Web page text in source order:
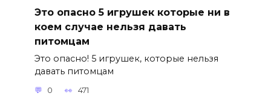
Это опасно 5 игрушек которые ни в
коем случае нельзя давать
питомцам
Это опасно! 5 игрушек, которые нельзя
давать питомцам
0 471